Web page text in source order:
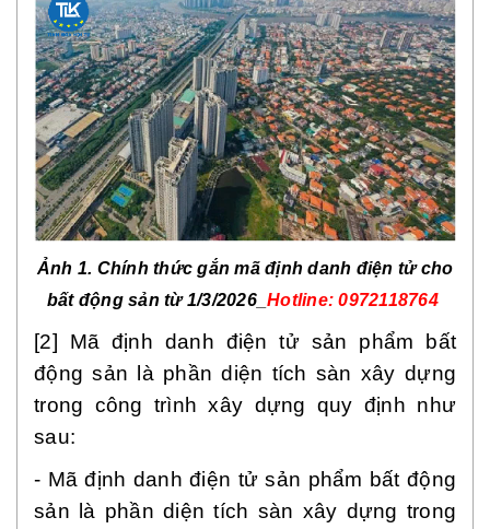
Ảnh 1. Chính thức gắn mã định danh điện tử cho
bất động sản từ 1/3/2026_Hotline: 0972118764
[2] Mã định danh điện tử sản phẩm bất
động sản là phần diện tích sàn xây dựng
trong công trình xây dựng quy định như
sau:
- Mã định danh điện tử sản phẩm bất động
sản là phần diện tích sàn xây dựng trong